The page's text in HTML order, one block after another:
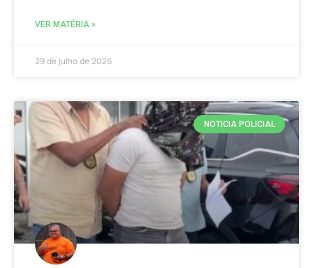
VER MATÉRIA »
29 de julho de 2026
NOTICIA POLICIAL